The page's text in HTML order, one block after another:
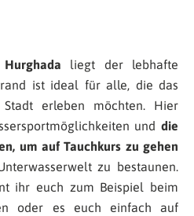
liegt der lebhafte
ist ideal für alle, die das
erleben möchten. Hier
und die
um auf Tauchkurs zu gehen
zu bestaunen.
ihr euch zum Beispiel beim
oder es euch einfach auf